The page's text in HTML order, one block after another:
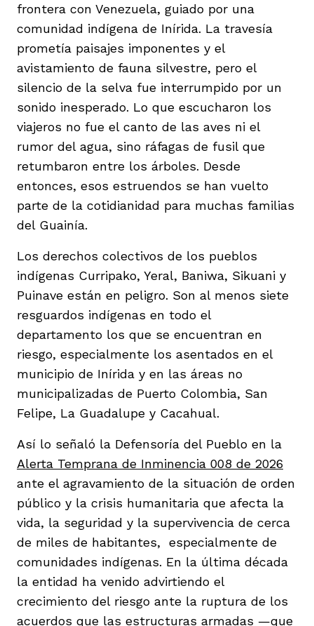
frontera con Venezuela, guiado por una
comunidad indígena de Inírida. La travesía
prometía paisajes imponentes y el
avistamiento de fauna silvestre, pero el
silencio de la selva fue interrumpido por un
sonido inesperado. Lo que escucharon los
viajeros no fue el canto de las aves ni el
rumor del agua, sino ráfagas de fusil que
retumbaron entre los árboles. Desde
entonces, esos estruendos se han vuelto
parte de la cotidianidad para muchas familias
del Guainía.
Los derechos colectivos de los pueblos
indígenas Curripako, Yeral, Baniwa, Sikuani y
Puinave están en peligro. Son al menos siete
resguardos indígenas en todo el
departamento los que se encuentran en
riesgo, especialmente los asentados en el
municipio de Inírida y en las áreas no
municipalizadas de Puerto Colombia, San
Felipe, La Guadalupe y Cacahual.
Así lo señaló la Defensoría del Pueblo en la
Alerta Temprana de Inminencia 008 de 2026
ante el agravamiento de la situación de orden
público y la crisis humanitaria que afecta la
vida, la seguridad y la supervivencia de cerca
de miles de habitantes, especialmente de
comunidades indígenas. En la última década
la entidad ha venido advirtiendo el
crecimiento del riesgo ante la ruptura de los
acuerdos que las estructuras armadas —que
del Cesar
Ana